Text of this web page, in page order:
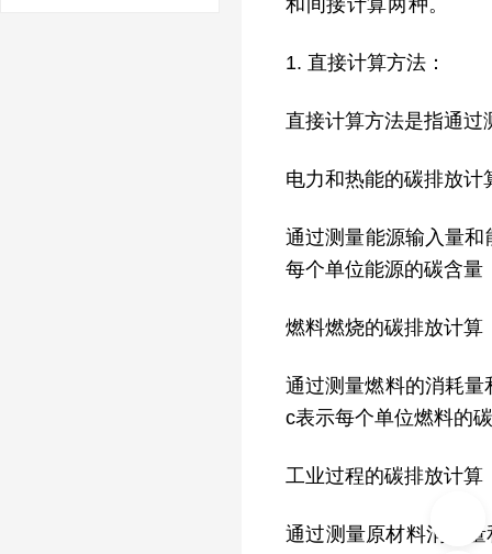
和间接计算两种。
1. 直接计算方法：
直接计算方法是指通
电力和热能的碳排放计
通过测量能源输入量
每个单位能源的碳含量
燃料燃烧的碳排放计算
通过测量燃料的消耗
c表示每个单位燃料的
工业过程的碳排放计算
通过测量原材料消耗